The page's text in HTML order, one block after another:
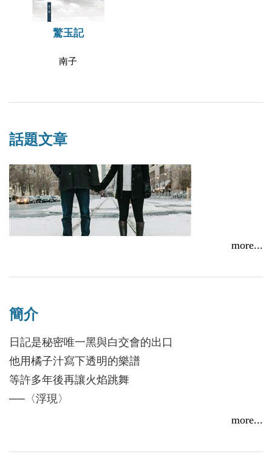
驚玉記
南子
話題文章
【詩】在城市裡，被自己的影子以沉默繫綁著：蘇家立
《向一根半透明的電線桿祈雪》
2016/07/19
more...
簡介
日記是秘密唯一黑與白交會的出口
他用橘子汁寫下透明的樂譜
等許多年後再讓火焰跳舞
──〈浮現〉
在朦朧中找尋一絲絲的光亮，讓伸出的手描繪的，不
more...